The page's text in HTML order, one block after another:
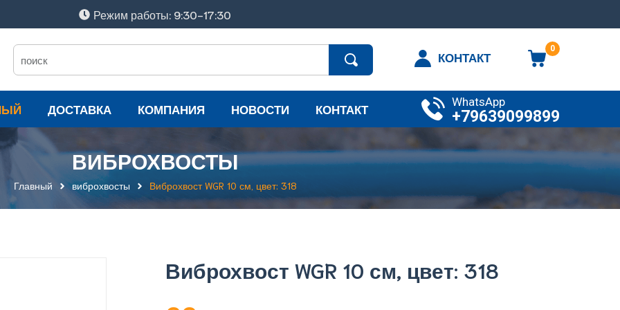
Режим работы: 9:30-17:30
0
КОНТАКТ
ДОСТАВКА КОМПАНИЯ НОВОСТИ КОНТАКТ WhatsApp
+79639099899
ВИБРОХВОСТЫ
Главный виброхвосты Виброхвост WGR 10 см, цвет: 318
Виброхвост WGR 10 см, цвет: 318